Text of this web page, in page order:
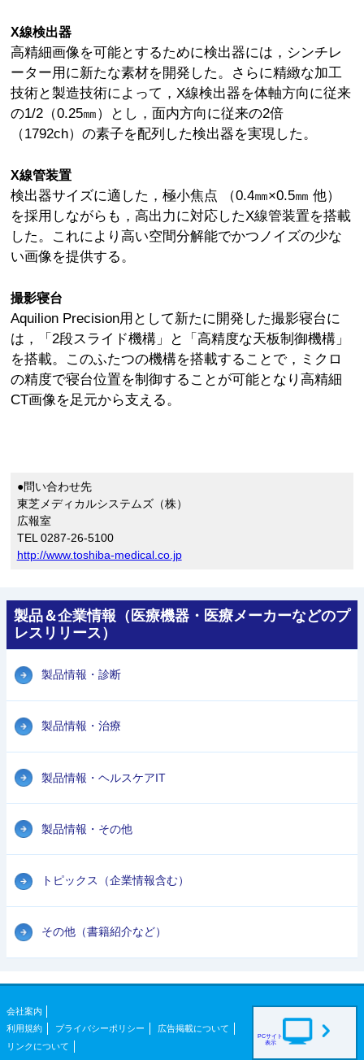
X線検出器
高精細画像を可能とするために検出器には，シンチレ
ーター用に新たな素材を開発した。さらに精緻な加工
技術と製造技術によって，X線検出器を体軸方向に従来
の1/2（0.25㎜）とし，面内方向に従来の2倍
（1792ch）の素子を配列した検出器を実現した。
X線管装置
検出器サイズに適した，極小焦点 （0.4㎜×0.5㎜ 他）
を採用しながらも，高出力に対応したX線管装置を搭載
した。これにより高い空間分解能でかつノイズの少な
い画像を提供する。
撮影寝台
Aquilion Precision用として新たに開発した撮影寝台に
は，「2段スライド機構」と「高精度な天板制御機構」
を搭載。このふたつの機構を搭載することで，ミクロ
の精度で寝台位置を制御することが可能となり高精細
CT画像を足元から支える。
●問い合わせ先
東芝メディカルシステムズ（株）
広報室
TEL 0287-26-5100
http://www.toshiba-medical.co.jp
製品＆企業情報（医療機器・医療メーカーなどのプ
レスリリース）
製品情報・診断
製品情報・治療
製品情報・ヘルスケアIT
製品情報・その他
トピックス（企業情報含む）
その他（書籍紹介など）
会社案内
利用規約
プライバシーポリシー
広告掲載について
リンクについて
PCサイト
表示